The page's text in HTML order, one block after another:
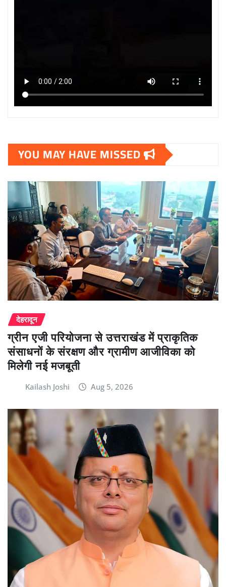
YOU MAY HAVE MISSED
देहरादून
ग्रीन एजी परियोजना से उत्तराखंड में प्राकृतिक
संसाधनों के संरक्षण और ग्रामीण आजीविका को
मिलेगी नई मजबूती
Kailash Joshi Aug 5, 2026